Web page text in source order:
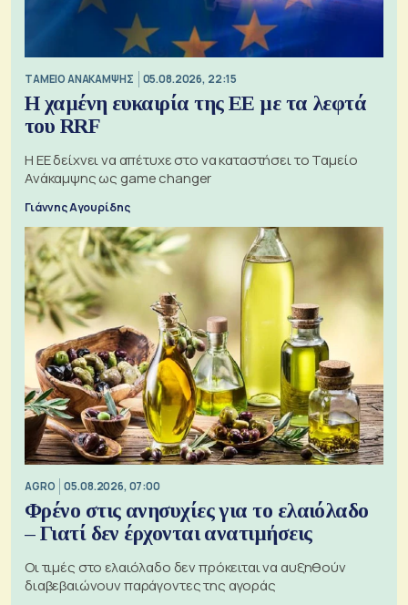
ΤΑΜΕΙΟ ΑΝΑΚΑΜΨΗΣ 05.08.2026, 22:15
Η χαμένη ευκαιρία της ΕΕ με τα λεφτά
του RRF
Η ΕΕ δείχνει να απέτυχε στο να καταστήσει το Ταμείο
Ανάκαμψης ως game changer
Γιάννης Αγουρίδης
AGRO 05.08.2026, 07:00
Φρένο στις ανησυχίες για το ελαιόλαδο
– Γιατί δεν έρχονται ανατιμήσεις
Οι τιμές στο ελαιόλαδο δεν πρόκειται να αυξηθούν
διαβεβαιώνουν παράγοντες της αγοράς